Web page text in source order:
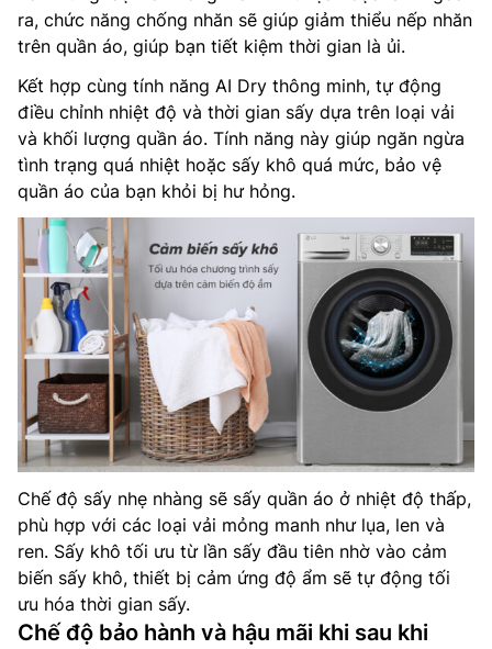
ra, chức năng chống nhăn sẽ giúp giảm thiểu nếp nhăn
trên quần áo, giúp bạn tiết kiệm thời gian là ủi.
Kết hợp cùng tính năng AI Dry thông minh, tự động
điều chỉnh nhiệt độ và thời gian sấy dựa trên loại vải
và khối lượng quần áo. Tính năng này giúp ngăn ngừa
tình trạng quá nhiệt hoặc sấy khô quá mức, bảo vệ
quần áo của bạn khỏi bị hư hỏng.
Chế độ sấy nhẹ nhàng sẽ sấy quần áo ở nhiệt độ thấp,
phù hợp với các loại vải mỏng manh như lụa, len và
ren. Sấy khô tối ưu từ lần sấy đầu tiên nhờ vào cảm
biến sấy khô, thiết bị cảm ứng độ ẩm sẽ tự động tối
ưu hóa thời gian sấy.
Chế độ bảo hành và hậu mãi khi sau khi